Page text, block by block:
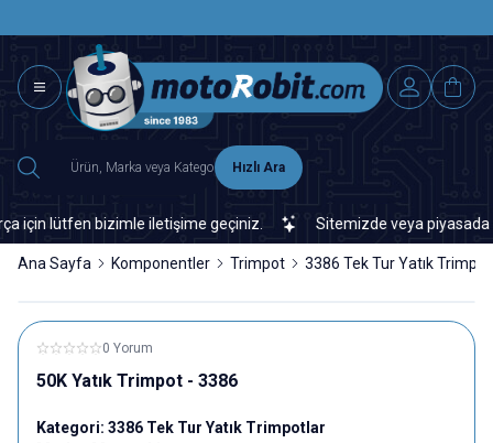
Hızlı Ara
lütfen bizimle iletişime geçiniz. Sitemizde veya piyasada
Ana Sayfa Komponentler Trimpot 3386 Tek Tur Yatık
0 Yorum
50K Yatık Trimpot - 3386
Kategori: 3386 Tek Tur Yatık Trimpotlar